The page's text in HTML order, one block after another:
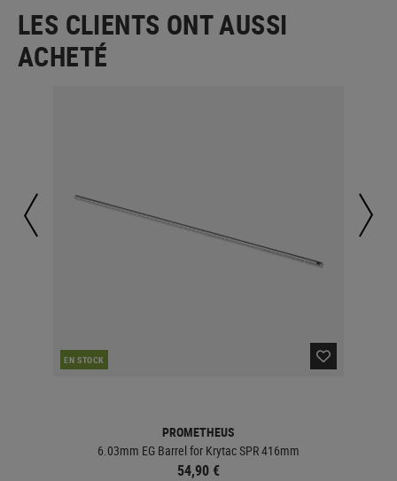
LES CLIENTS ONT AUSSI
ACHETÉ
EN STOCK
PROMETHEUS
6.03mm EG Barrel for Krytac SPR 416mm
54,90 €